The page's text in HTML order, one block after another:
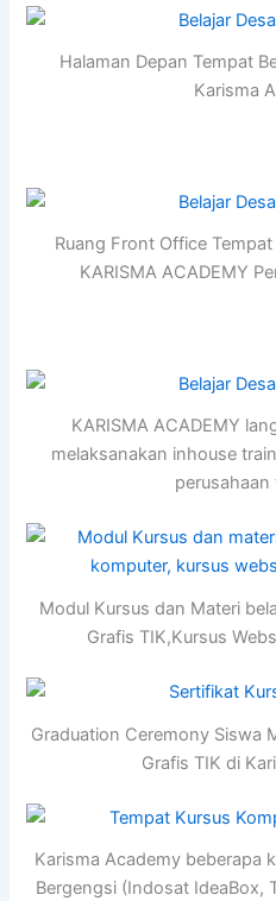
Halaman Depan Tempat
Karisma
Ruang Front Office
KARISMA ACADEMY
KARISMA ACADEMY
melaksanakan inhouse
perusahaan
Modul Kursus dan Materi
Grafis TIK,Kursus
Graduation Ceremony Siswa
Grafis TIK di
Karisma Academy beberapa
Bergengsi (Indosat IdeaBox,